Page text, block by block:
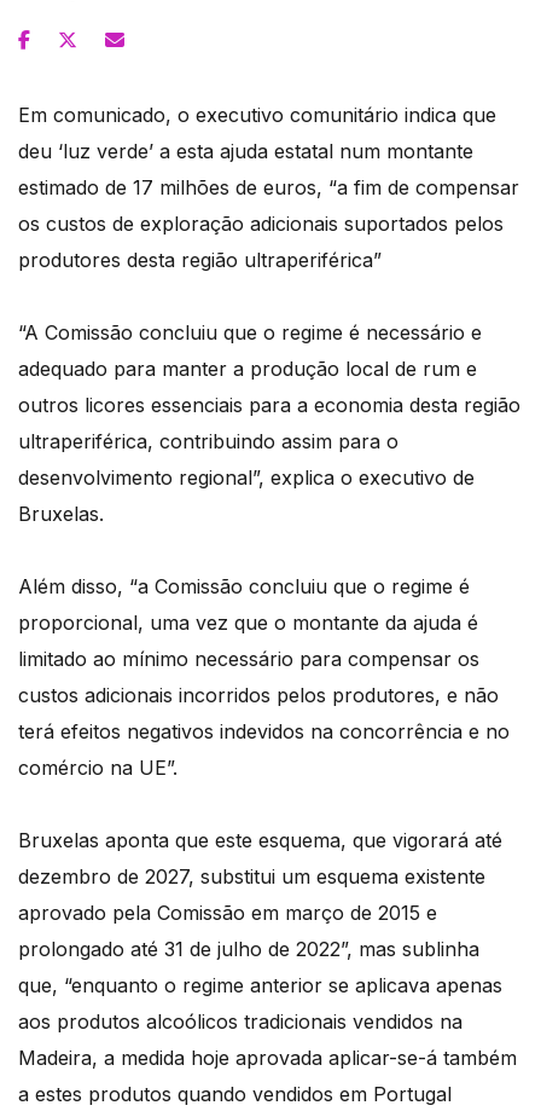
Em comunicado, o executivo comunitário indica que
deu ‘luz verde’ a esta ajuda estatal num montante
estimado de 17 milhões de euros, “a fim de compensar
os custos de exploração adicionais suportados pelos
produtores desta região ultraperiférica”
“A Comissão concluiu que o regime é necessário e
adequado para manter a produção local de rum e
outros licores essenciais para a economia desta região
ultraperiférica, contribuindo assim para o
desenvolvimento regional”, explica o executivo de
Bruxelas.
Além disso, “a Comissão concluiu que o regime é
proporcional, uma vez que o montante da ajuda é
limitado ao mínimo necessário para compensar os
custos adicionais incorridos pelos produtores, e não
terá efeitos negativos indevidos na concorrência e no
comércio na UE”.
Bruxelas aponta que este esquema, que vigorará até
dezembro de 2027, substitui um esquema existente
aprovado pela Comissão em março de 2015 e
prolongado até 31 de julho de 2022”, mas sublinha
que, “enquanto o regime anterior se aplicava apenas
aos produtos alcoólicos tradicionais vendidos na
Madeira, a medida hoje aprovada aplicar-se-á também
a estes produtos quando vendidos em Portugal